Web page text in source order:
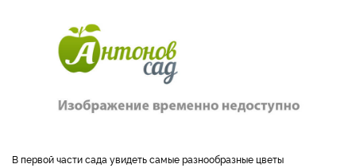
В первой части сада увидеть самые разнообразные цветы